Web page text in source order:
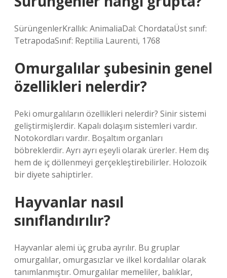
SürüngenlerKrallık: AnimaliaDal: ChordataÜst sınıf:
TetrapodaSınıf: Reptilia Laurenti, 1768
Omurgalılar şubesinin genel
özellikleri nelerdir?
Peki omurgalıların özellikleri nelerdir? Sinir sistemi
geliştirmişlerdir. Kapalı dolaşım sistemleri vardır.
Notokordları vardır. Boşaltım organları
böbreklerdir. Ayrı ayrı eşeyli olarak ürerler. Hem dış
hem de iç döllenmeyi gerçekleştirebilirler. Holozoik
bir diyete sahiptirler.
Hayvanlar nasıl
sınıflandırılır?
Hayvanlar alemi üç gruba ayrılır. Bu gruplar
omurgalılar, omurgasızlar ve ilkel kordalılar olarak
tanımlanmıştır. Omurgalılar memeliler, balıklar,